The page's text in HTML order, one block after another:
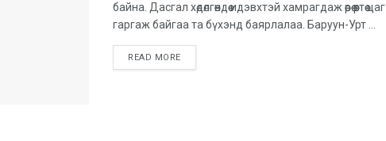
байна. Дасгал хөдөлгөөндөө идэвхтэй хамрагдаж өөрөө өөртөө цаг
гаргаж байгаа та бүхэнд баярлалаа. Баруун-Урт ...
READ MORE